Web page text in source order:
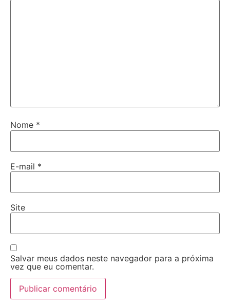
Nome *
E-mail *
Site
Salvar meus dados neste navegador para a próxima
vez que eu comentar.